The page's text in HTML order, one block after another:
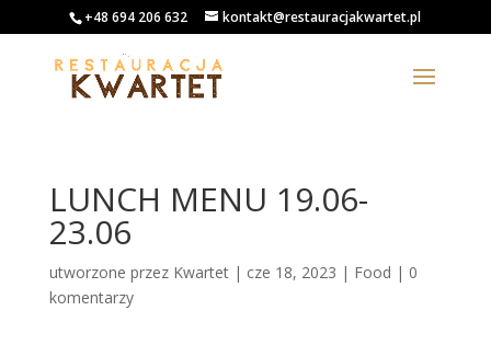
+48 694 206 632 kontakt@restauracjakwartet.pl
LUNCH MENU 19.06-
23.06
utworzone przez Kwartet| cze 18, 2023 | Food | 0
komentarzy